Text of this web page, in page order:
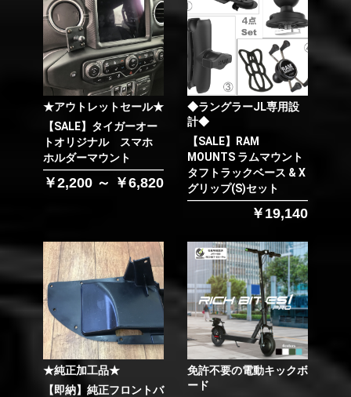
★アウトレットセール★
【SALE】タイガーオー
トオリジナル スマホ
ホルダーマウント
￥2,200 ～ ￥6,820
◆ラングラーJL専用設
計◆
【SALE】RAM
MOUNTS ラムマウント
タフトラックベース & X
グリップ(S)セット
￥19,140
★純正加工品★
【即納】純正フロントバ
免許不要の電動キックボ
ード